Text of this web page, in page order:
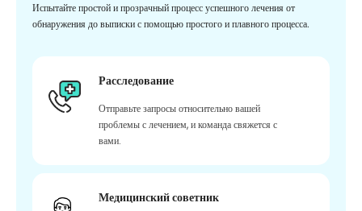
Испытайте простой и прозрачный процесс успешного лечения от
обнаружения до выписки с помощью простого и плавного процесса.
Расследование
Отправьте запросы относительно вашей
проблемы с лечением, и команда свяжется с
вами.
Медицинский советник